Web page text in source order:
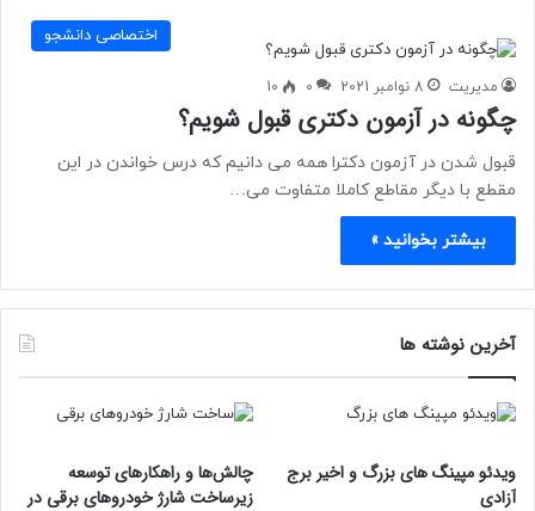
اختصاصی دانشجو
مدیریت 8 نوامبر 2021 0
10
چگونه در آزمون دکتری قبول شویم؟
قبول شدن در آزمون دکترا همه می دانیم که درس خواندن در این
مقطع با دیگر مقاطع کاملا متفاوت می…
بیشتر بخوانید »
آخرین نوشته ها
ویدئو مپینگ های بزرگ و اخیر برج
آزادی
چالش‌ها و راهکارهای توسعه
زیرساخت شارژ خودروهای برقی در